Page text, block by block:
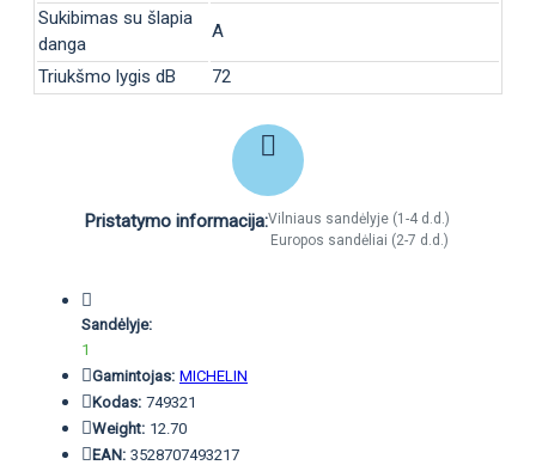
Sukibimas su šlapia
danga
A
Triukšmo lygis dB 72
Pristatymo informacija:Vilniaus sandėlyje (1-4 d.d.)
Europos sandėliai (2-7 d.d.)
Sandėlyje:
1
Gamintojas: MICHELIN
Kodas: 749321
Weight: 12.70
EAN: 3528707493217